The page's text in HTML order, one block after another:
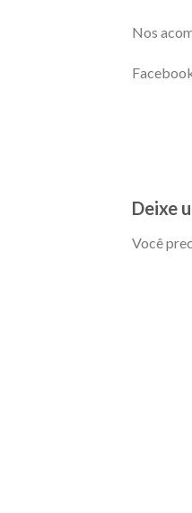
Nos
Deixe
Você